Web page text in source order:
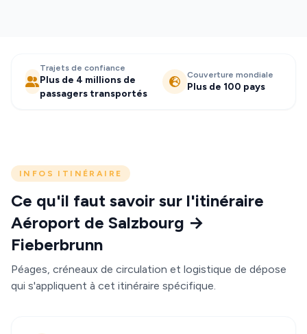
Trajets de confiance
Plus de 4 millions de
passagers transportés
Couverture mondiale
Plus de 100 pays
INFOS ITINÉRAIRE
Ce qu'il faut savoir sur l'itinéraire
Aéroport de Salzbourg →
Fieberbrunn
Péages, créneaux de circulation et logistique de dépose
qui s'appliquent à cet itinéraire spécifique.